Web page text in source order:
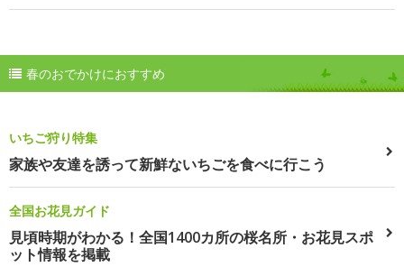
春のおでかけにおすすめ
いちご狩り特集
家族や友達を誘って新鮮ないちごを食べに行こう
全国お花見ガイド
見頃時期がわかる！全国1400カ所の桜名所・お花見スポ
ット情報を掲載